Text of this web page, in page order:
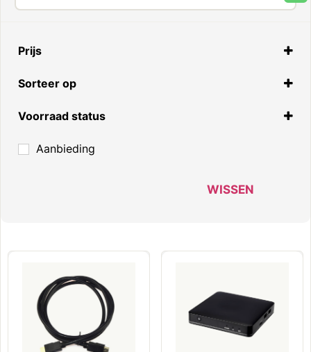
Prijs
Sorteer op
Voorraad status
Niet op voorraad
Aanbieding
WISSEN